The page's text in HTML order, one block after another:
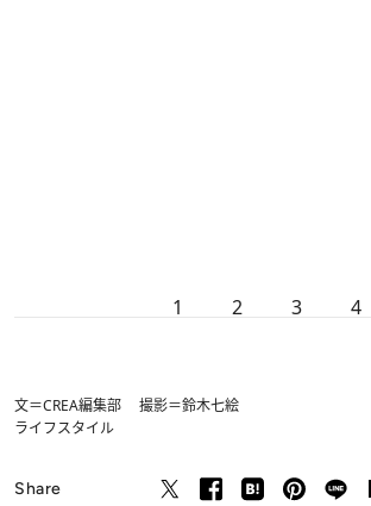
1 2 3 4
文＝CREA編集部 撮影＝鈴木七絵
ライフスタイル
Share